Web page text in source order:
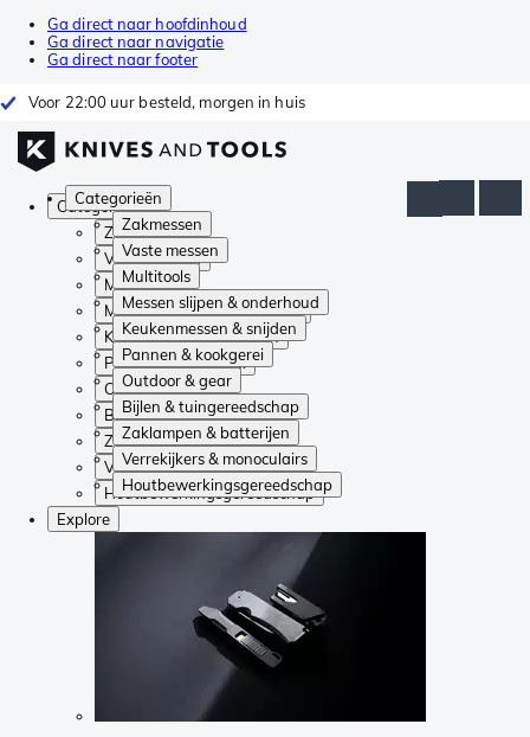
Ga direct naar hoofdinhoud
Ga direct naar navigatie
Ga direct naar footer
Voor 22:00 uur besteld, morgen in huis
Categorieën
Zakmessen
Vaste messen
Multitools
Messen slijpen & onderhoud
Keukenmessen & snijden
Pannen & kookgerei
Outdoor & gear
Bijlen & tuingereedschap
Zaklampen & batterijen
Verrekijkers & monoculairs
Houtbewerkingsgereedschap
Categorieën
Zakmessen
Vaste messen
Multitools
Messen slijpen & onderhoud
Keukenmessen & snijden
Pannen & kookgerei
Outdoor & gear
Bijlen & tuingereedschap
Zaklampen & batterijen
Verrekijkers & monoculairs
Houtbewerkingsgereedschap
Explore